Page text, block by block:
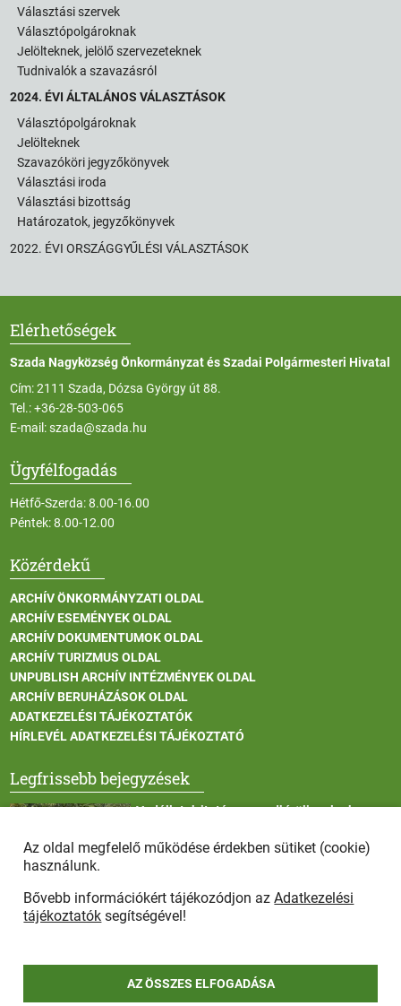
Választási szervek
Választópolgároknak
Jelölteknek, jelölő szervezeteknek
Tudnivalók a szavazásról
2024. ÉVI ÁLTALÁNOS VÁLASZTÁSOK
Választópolgároknak
Jelölteknek
Szavazóköri jegyzőkönyvek
Választási iroda
Választási bizottság
Határozatok, jegyzőkönyvek
2022. ÉVI ORSZÁGGYŰLÉSI VÁLASZTÁSOK
Elérhetőségek
Szada Nagyközség Önkormányzat és Szadai Polgármesteri Hivatal
Cím: 2111 Szada, Dózsa György út 88.
Tel.:+36-28-503-065
E-mail:szada@szada.hu
Ügyfélfogadás
Hétfő-Szerda: 8.00-16.00
Péntek: 8.00-12.00
Közérdekű
ARCHÍV ÖNKORMÁNYZATI OLDAL
ARCHÍV ESEMÉNYEK OLDAL
ARCHÍV DOKUMENTUMOK OLDAL
ARCHÍV TURIZMUS OLDAL
UNPUBLISH ARCHÍV INTÉZMÉNYEK OLDAL
ARCHÍV BERUHÁZÁSOK OLDAL
ADATKEZELÉSI TÁJÉKOZTATÓK
HÍRLEVÉL ADATKEZELÉSI TÁJÉKOZTATÓ
Legfrissebb bejegyzések
Vadállatok itatása a rendkívüli melegben
Afrikai sertéspestis - kérések a lakosság felé
Az oldal megfelelő működése érdekben sütiket (cookie)
használunk.
Bővebb információkért tájékozódjon azAdatkezelési
tájékoztatók segítségével!
AZ ÖSSZES ELFOGADÁSA